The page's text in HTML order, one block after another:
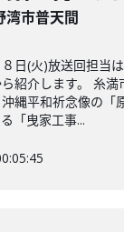
湾市普天間
日(火)放送回担当
紹介します。 糸
縄平和祈念像の「
「曳家工事...